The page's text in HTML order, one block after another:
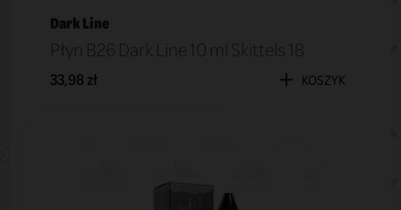
Dark Line
Płyn B26 Dark Line 10 ml Skittels 18
33,98 zł KOSZYK